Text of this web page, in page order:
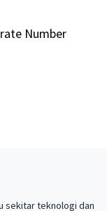
Number
sekitar teknologi dan